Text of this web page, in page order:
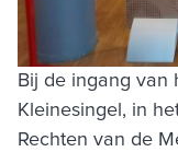
Bij de ingang van
Kleinesingel, in
Rechten van de